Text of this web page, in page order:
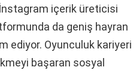
İnstagram içerik üreticisi
da geniş hayran
ediyor. Oyunculuk kariyeri
başaran sosyal